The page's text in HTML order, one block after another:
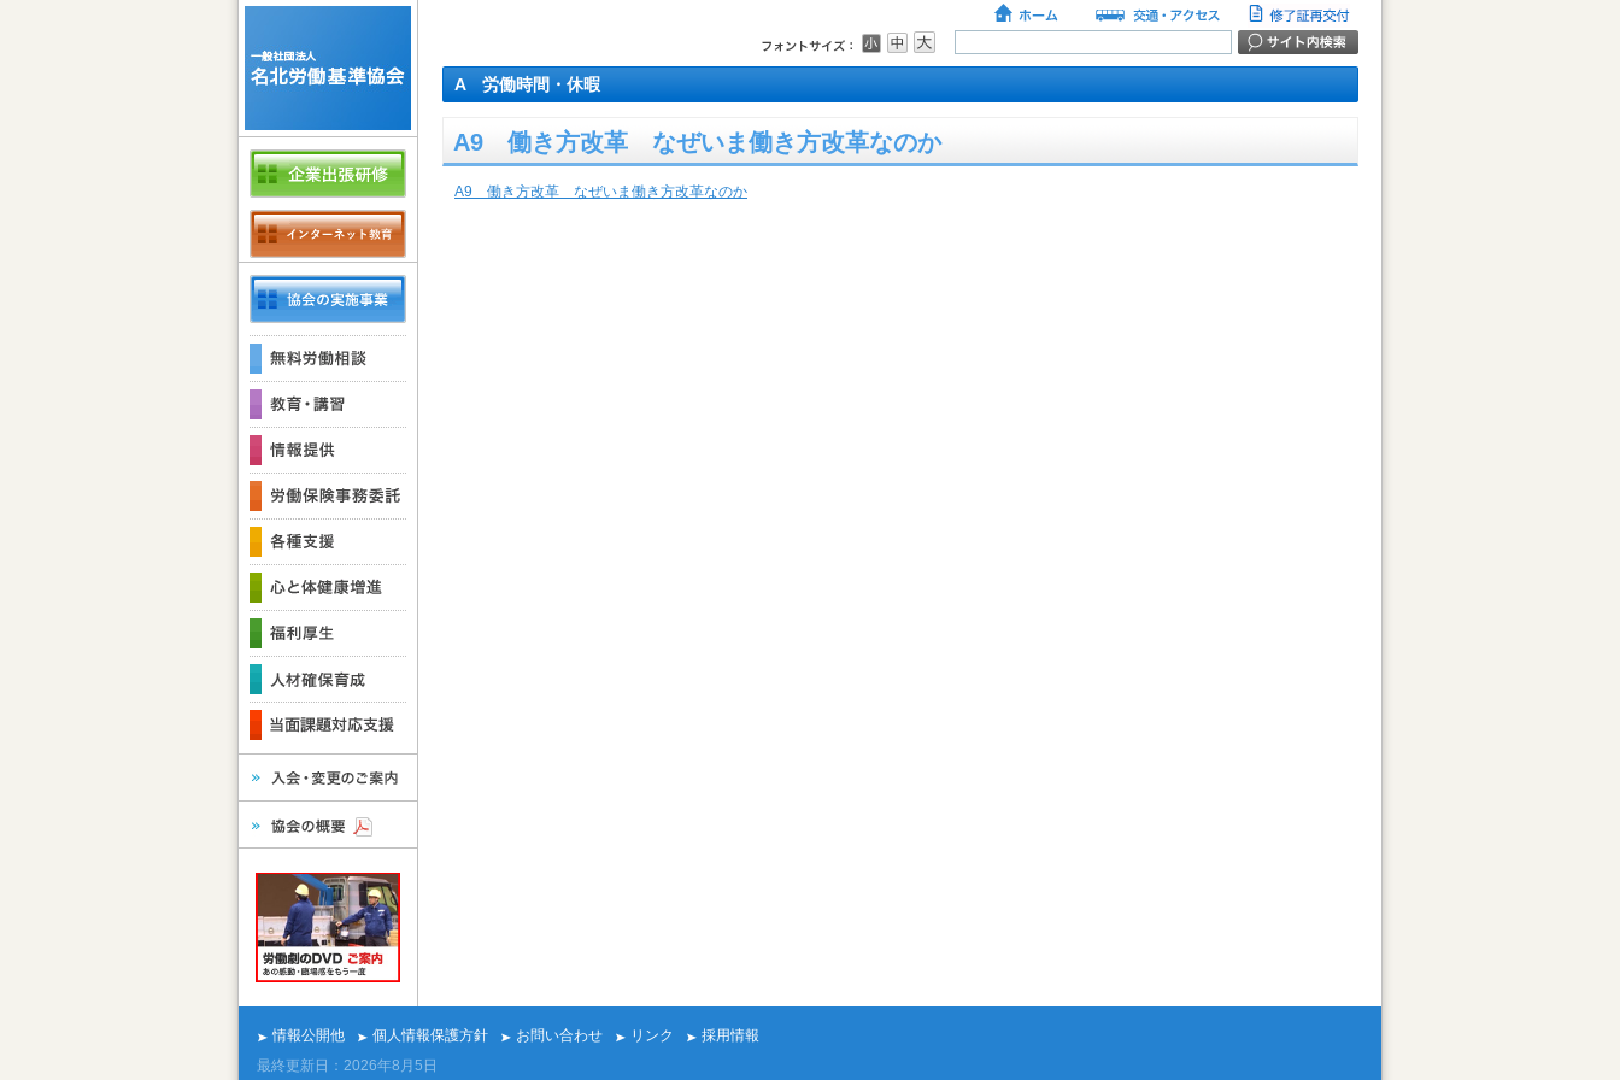
A 労働時間・休暇
A9 働き方改革 なぜいま働き方改革なのか
A9 働き方改革 なぜいま働き方改革なのか
情報公開他 個人情報保護方針 お問い合わせ リンク
採用情報
最終更新日：2026年8月5日